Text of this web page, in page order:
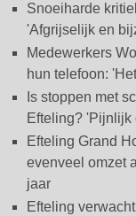
Snoeiharde
'Afgrijselijk en
Medewerkers
hun telefoon:
Is stoppen met
Efteling? 'Pijnlijk
Efteling Grand
evenveel omzet
jaar
Efteling